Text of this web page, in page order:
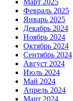
Февраль 2025
Январь 2025
Декабрь 2024
Ноябрь 2024
Октябрь 2024
Сентябрь 2024
Август 2024
Июль 2024
Май 2024
Апрель 2024
Март 2024